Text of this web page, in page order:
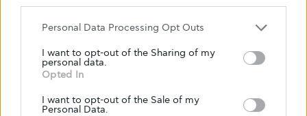
Personal Data Processing Opt Outs
I want to opt-out of the Sharing of my
personal data.
Opted In
I want to opt-out of the Sale of my
Personal Data.
ξέρω ακριβώς τι γίνεται!”
Από τη διαβητική κοινότητα ποιο είναι
το μεγαλύτερο παράπονο που έχεις; Για
παράδειγμα το Libre δεν περνάει από τα
ταμεία, θεωρείς ότι πρέπει να το
“κυνηγήσουμε”;